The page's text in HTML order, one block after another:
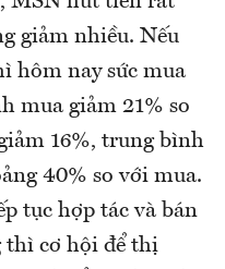
giảm nhiều. Nếu
hôm nay sức mua
mua giảm 21% so
16%, trung bình
40% so với mua.
tục hợp tác và bán
thì cơ hội để thị